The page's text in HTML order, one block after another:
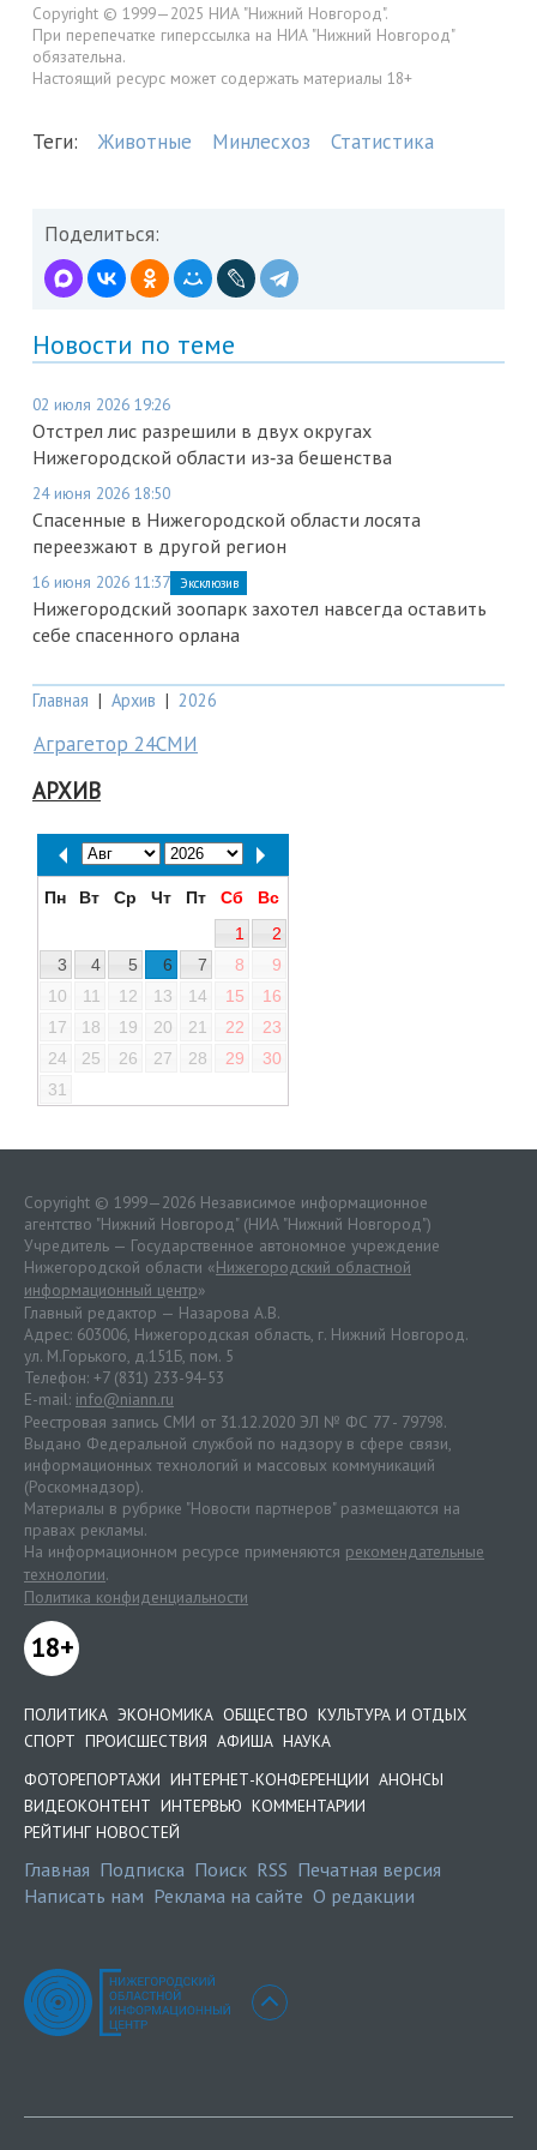
Copyright © 1999—2025 НИА "Нижний Новгород".
При перепечатке гиперссылка на НИА "Нижний Новгород"
обязательна.
Настоящий ресурс может содержать материалы 18+
Теги: Животные Минлесхоз Статистика
Поделиться:
Новости по теме
02 июля 2026 19:26
Отстрел лис разрешили в двух округах
Нижегородской области из‑за бешенства
24 июня 2026 18:50
Спасенные в Нижегородской области лосята
переезжают в другой регион
16 июня 2026 11:37 Эксклюзив
Нижегородский зоопарк захотел навсегда оставить
себе спасенного орлана
Главная | Архив | 2026
Аграгетор 24СМИ
АРХИВ
Пн Вт Ср Чт Пт Сб
Вс
1
2
3
4 5 6 7 8
9
10
11 12 13 14 15
16
17
18 19 20 21 22
23
24
25 26 27 28 29
30
31
Copyright © 1999—2026 Независимое информационное
агентство "Нижний Новгород" (НИА "Нижний Новгород")
Учредитель — Государственное автономное учреждение
Нижегородской области «Нижегородский областной
информационный центр»
Главный редактор — Назарова А.В.
Адрес: 603006, Нижегородская область, г. Нижний Новгород.
ул. М.Горького, д.151Б, пом. 5
Телефон: +7 (831) 233-94-53
E-mail: info@niann.ru
Реестровая запись СМИ от 31.12.2020 ЭЛ № ФС 77 - 79798.
Выдано Федеральной службой по надзору в сфере связи,
информационных технологий и массовых коммуникаций
(Роскомнадзор).
Материалы в рубрике "Новости партнеров" размещаются на
правах рекламы.
На информационном ресурсе применяются рекомендательные
технологии.
Политика конфиденциальности
18+
ПОЛИТИКА ЭКОНОМИКА ОБЩЕСТВО КУЛЬТУРА И ОТДЫХ
СПОРТ ПРОИСШЕСТВИЯ АФИША НАУКА
ФОТОРЕПОРТАЖИ ИНТЕРНЕТ-КОНФЕРЕНЦИИ АНОНСЫ
ВИДЕОКОНТЕНТ ИНТЕРВЬЮ КОММЕНТАРИИ
РЕЙТИНГ НОВОСТЕЙ
Главная Подписка Поиск RSS Печатная версия
Написать нам Реклама на сайте О редакции